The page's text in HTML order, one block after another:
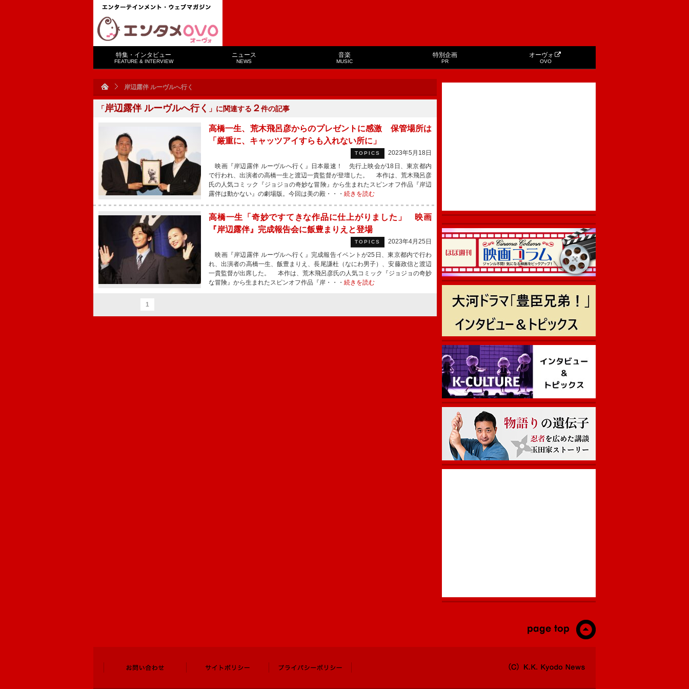
特集・インタビュー
FEATURE & INTERVIEW
ニュース
NEWS
音楽
MUSIC
特別企画
PR
オーヴォ
OVO
岸辺露伴 ルーヴルへ行く
「岸辺露伴 ルーヴルへ行く 」に関連する ２件の記事
高橋一生、荒木飛呂彦からのプレゼントに感激 保管場所は
「厳重に、キャッツアイすらも入れない所に」
TOPICS
2023年5月18日
映画『岸辺露伴 ルーヴルへ行く』日本最速！ 先行上映会が18日、東京都内
で行われ、出演者の高橋一生と渡辺一貴監督が登壇した。 本作は、荒木飛呂彦
氏の人気コミック『ジョジョの奇妙な冒険』から生まれたスピンオフ作品『岸辺
露伴は動かない』の劇場版。今回は美の殿・・・ 続きを読む
高橋一生「奇妙ですてきな作品に仕上がりました」 映画
『岸辺露伴』完成報告会に飯豊まりえと登場
TOPICS
2023年4月25日
映画『岸辺露伴 ルーヴルへ行く』完成報告イベントが25日、東京都内で行わ
れ、出演者の高橋一生、飯豊まりえ、長尾謙杜（なにわ男子）、安藤政信と渡辺
一貴監督が出席した。 本作は、荒木飛呂彦氏の人気コミック『ジョジョの奇妙
な冒険』から生まれたスピンオフ作品『岸・・・ 続きを読む
1